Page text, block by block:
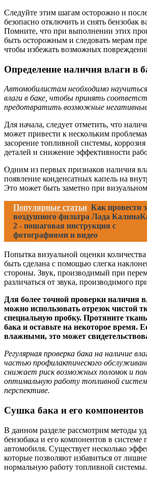
Следуйте этим шагам осторожно и
безопасно отключить и снять бензобак
Помните, что при выполнении этих
быть осторожным и следовать мерам
чтобы избежать возможных
Определение наличия влаги в
Автомобилистам необходимо
влаги в баке, чтобы принять
предотвратить возможные негативные
Для начала, следует отметить, что
может привести к нескольким
засорение топливной системы,
деталей и снижение эффективности
Одним из первых признаков наличия
появление конденсатных капель на
Это может быть заметно при
Популярные статьи Как провести
воздушного фильтра Лада
2 - пошаговая инструкция с
фотографиями и видео
Попытка визуальной оценки
быть сделана с помощью слегка
стороны. Звук, производимый при
различаться от звука, производимого
Для более точной проверки наличия
можно использовать отрезок чистой
специальную пробку. Протяните
бака и оставьте на некоторое время.
влажными, это может
Регулярная проверка бака на наличие
частью профилактического
снижает риск возможных поломок и
оптимальную работу топливной
перспективе.
Сушка бака и его компонентов
В данном разделе рассмотрим методы
бензобака и его компонентов в системе
автомобиля. Существует несколько
которые позволяют избавиться от
нормальную работу топливной системы.